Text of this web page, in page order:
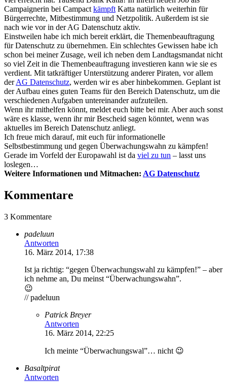
Campaignerin bei Campact kämpft Katta natürlich weiterhin für
Bürgerrechte, Mitbestimmung und Netzpolitik. Außerdem ist sie
nach wie vor in der AG Datenschutz aktiv.
Einstweilen habe ich mich bereit erklärt, die Themenbeauftragung
für Datenschutz zu übernehmen. Ein schlechtes Gewissen habe ich
schon bei meiner Zusage, weil ich neben dem Landtagsmandat nicht
so viel Zeit in die Themenbeauftragung investieren kann wie sie es
verdient. Mit tatkräftiger Unterstützung anderer Piraten, vor allem
derAG Datenschutz, werden wir es aber hinbekommen. Geplant ist
der Aufbau eines guten Teams für den Bereich Datenschutz, um die
verschiedenen Aufgaben untereinander aufzuteilen.
Wenn ihr mithelfen könnt, meldet euch bitte bei mir. Aber auch sonst
wäre es klasse, wenn ihr mir Bescheid sagen könntet, wenn was
aktuelles im Bereich Datenschutz anliegt.
Ich freue mich darauf, mit euch für informationelle
Selbstbestimmung und gegen Überwachungswahn zu kämpfen!
Gerade im Vorfeld der Europawahl ist da viel zu tun – lasst uns
loslegen…
Weitere Informationen und Mitmachen: AG Datenschutz
Kommentare
3 Kommentare
padeluun
Antworten
16. März 2014, 17:38
Ist ja richtig: “gegen Überwachungswahl zu kämpfen!” – aber
ich nehme an, Du meinst “Überwachungswahn”.
😉
// padeluun
Patrick Breyer
Antworten
16. März 2014, 22:25
Ich meinte “Überwachungswal”… nicht 😉
Basaltpirat
Antworten